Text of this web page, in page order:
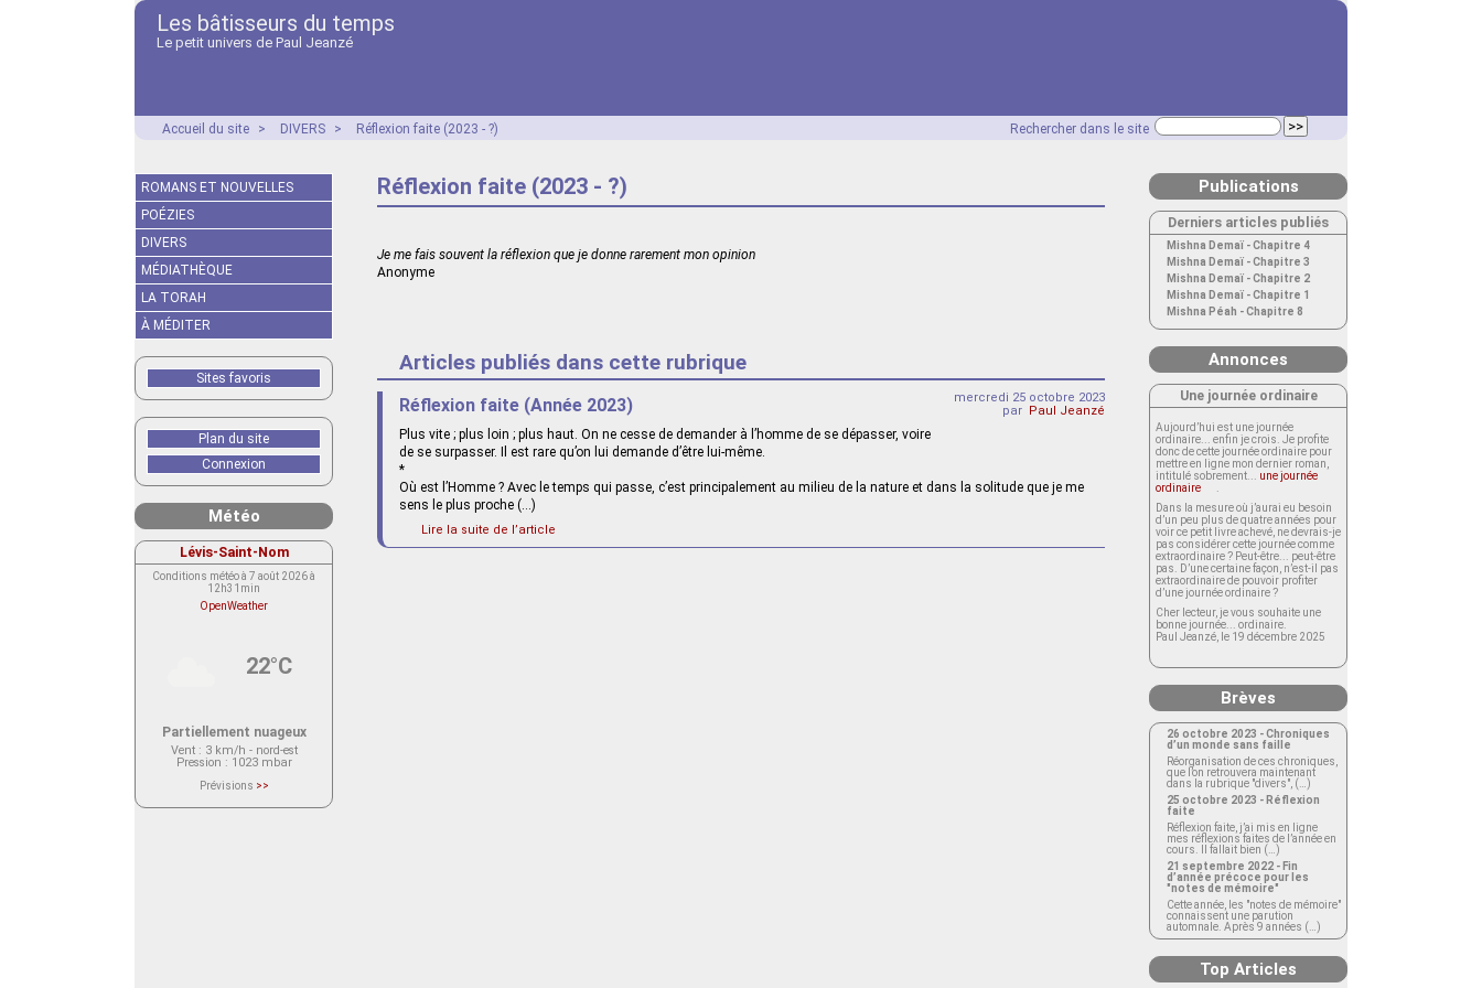
Les bâtisseurs du temps
Le petit univers de Paul Jeanzé
Rechercher dans le site
Accueil du site > DIVERS > Réflexion faite (2023 - ?)
Réflexion faite (2023 - ?)
Je me fais souvent la réflexion que je donne rarement mon opinion
Anonyme
Articles publiés dans cette rubrique
mercredi 25 octobre 2023
par Paul Jeanzé
Réflexion faite (Année 2023)
Plus vite ; plus loin ; plus haut. On ne cesse de demander à l’homme de se dépasser, voire
de se surpasser. Il est rare qu’on lui demande d’être lui-même.
*
Où est l’Homme ? Avec le temps qui passe, c’est principalement au milieu de la nature et dans la solitude que je me
sens le plus proche (…)
Lire la suite de l’article
ROMANS ET NOUVELLES
POÉZIES
DIVERS
MÉDIATHÈQUE
LA TORAH
À MÉDITER
Sites favoris
Plan du site
Connexion
Météo
Lévis-Saint-Nom
Conditions météo à 7 août 2026 à
12h31min
OpenWeather
22°C
Partiellement nuageux
Vent: 3 km/h - nord-est
Pression : 1023 mbar
Prévisions >>
actuellement aucune prévision
Publications
Derniers articles publiés
Mishna Demaï - Chapitre 4
Mishna Demaï - Chapitre 3
Mishna Demaï - Chapitre 2
Mishna Demaï - Chapitre 1
Mishna Péah - Chapitre 8
Annonces
Une journée ordinaire
Aujourd’hui est une journée
ordinaire... enfin je crois. Je profite
donc de cette journée ordinaire pour
mettre en ligne mon dernier roman,
intitulé sobrement... une journée
ordinaire
Dans la mesure où j’aurai eu besoin
d’un peu plus de quatre années pour
voir ce petit livre achevé, ne devrais-je
pas considérer cette journée comme
extraordinaire ? Peut-être... peut-être
pas. D’une certaine façon, n’est-il pas
extraordinaire de pouvoir profiter
d’une journée ordinaire ?
Cher lecteur, je vous souhaite une
bonne journée... ordinaire.
Paul Jeanzé, le 19 décembre 2025
Brèves
26 octobre 2023 - Chroniques
d’un monde sans faille
Réorganisation de ces chroniques,
que l’on retrouvera maintenant
dans la rubrique "divers", (…)
25 octobre 2023 - Réflexion
faite
Réflexion faite, j’ai mis en ligne
mes réflexions faites de l’année en
cours. Il fallait bien (…)
21 septembre 2022 - Fin
d’année précoce pour les
"notes de mémoire"
Cette année, les "notes de mémoire"
connaissent une parution
automnale. Après 9 années (…)
Top Articles